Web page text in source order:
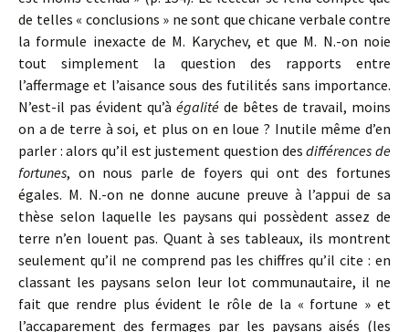
de telles « conclusions » ne sont que chicane verbale contre
la formule inexacte de M. Karychev, et que M. N.-on noie
tout simplement la question des rapports entre
l’affermage et l’aisance sous des futilités sans importance.
N’est-il pas évident qu’à égalité de bêtes de travail, moins
on a de terre à soi, et plus on en loue ? Inutile même d’en
parler : alors qu’il est justement question desdifférences de
fortunes, on nous parle de foyers qui ont des fortunes
égales. M. N.-on ne donne aucune preuve à l’appui de sa
thèse selon laquelle les paysans qui possèdent assez de
terre n’en louent pas. Quant à ses tableaux, ils montrent
seulement qu’il ne comprend pas les chiffres qu’il cite : en
classant les paysans selon leur lot communautaire, il ne
fait que rendre plus évident le rôle de la « fortune » et
l’accaparement des fermages par les paysans aisés (les